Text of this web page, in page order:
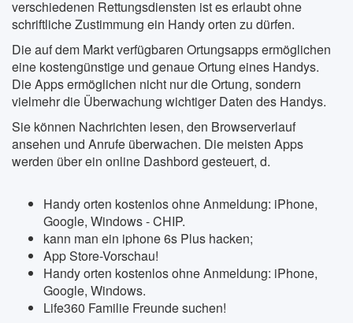
verschiedenen Rettungsdiensten ist es erlaubt ohne
schriftliche Zustimmung ein Handy orten zu dürfen.
Die auf dem Markt verfügbaren Ortungsapps ermöglichen
eine kostengünstige und genaue Ortung eines Handys.
Die Apps ermöglichen nicht nur die Ortung, sondern
vielmehr die Überwachung wichtiger Daten des Handys.
Sie können Nachrichten lesen, den Browserverlauf
ansehen und Anrufe überwachen. Die meisten Apps
werden über ein online Dashbord gesteuert, d.
Handy orten kostenlos ohne Anmeldung: iPhone,
Google, Windows - CHIP.
kann man ein iphone 6s Plus hacken;
App Store-Vorschau!
Handy orten kostenlos ohne Anmeldung: iPhone,
Google, Windows.
Life360 Familie Freunde suchen!